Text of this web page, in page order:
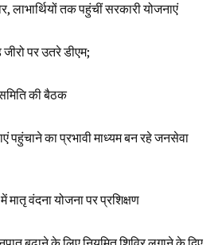
लाभार्थियों तक पहुंचीं सरकारी योजनाएं
जीरो पर उतरे डीएम;
की बैठक
पहुंचाने का प्रभावी माध्यम बन रहे जनसेवा
वंदना योजना पर प्रशिक्षण